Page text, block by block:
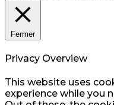
Fermer
Privacy Overview
This website uses
experience while you